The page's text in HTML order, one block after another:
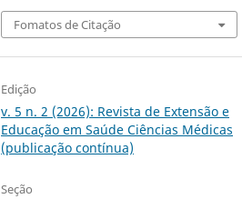
Fomatos de Citação
Edição
v. 5 n. 2 (2026): Revista de Extensão e
Educação em Saúde Ciências Médicas
(publicação contínua)
Seção